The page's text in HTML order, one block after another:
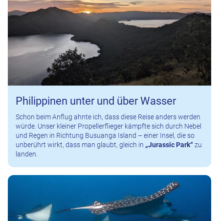
Philippinen unter und über Wasser
Schon beim Anflug ahnte ich, dass diese Reise anders werden
würde. Unser kleiner Propellerflieger kämpfte sich durch Nebel
und Regen in Richtung Busuanga Island – einer Insel, die so
unberührt wirkt, dass man glaubt, gleich in „Jurassic Park“ zu
landen.